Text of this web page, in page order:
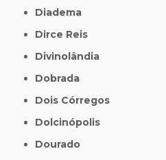
Diadema
Dirce Reis
Divinolândia
Dobrada
Dois Córregos
Dolcinópolis
Dourado